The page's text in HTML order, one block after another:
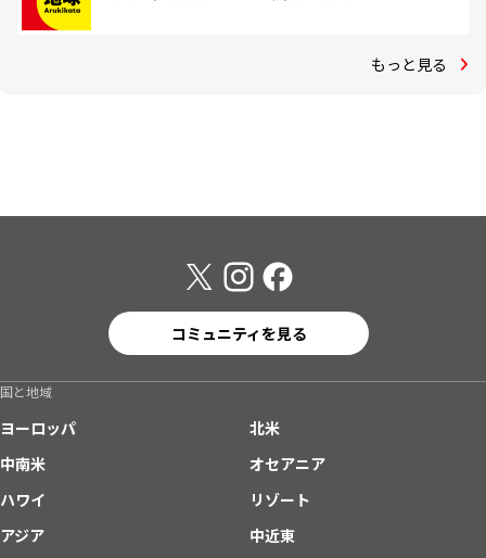
もっと見る
コミュニティを見る
国と地域
ヨーロッパ
北米
中南米
オセアニア
ハワイ
リゾート
アジア
中近東